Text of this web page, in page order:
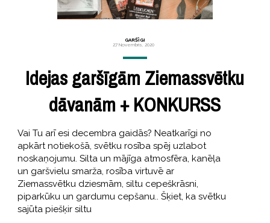
GARŠĪGI
27 Novembris, 2020
Idejas garšīgām Ziemassvētku
dāvanām + KONKURSS
Vai Tu arī esi decembra gaidās? Neatkarīgi no
apkārt notiekošā, svētku rosība spēj uzlabot
noskaņojumu. Silta un mājīga atmosfēra, kanēļa
un garšvielu smarža, rosība virtuvē ar
Ziemassvētku dziesmām, siltu cepeškrāsni,
piparkūku un gardumu cepšanu.. Šķiet, ka svētku
sajūta piešķir siltu